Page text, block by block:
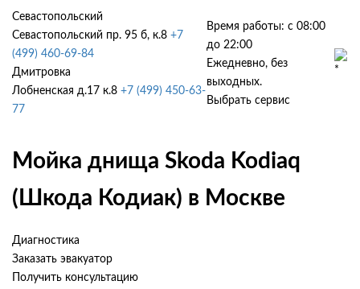
Севастопольский
Севастопольский пр. 95 б, к.8 +7
(499) 460-69-84
Дмитровка
Лобненская д.17 к.8 +7 (499) 450-63-
77
Время работы: с 08:00
до 22:00
Ежедневно, без
выходных.
Выбрать сервис
Мойка днища Skoda Kodiaq
(Шкода Кодиак) в Москве
Диагностика
Заказать эвакуатор
Получить консультацию